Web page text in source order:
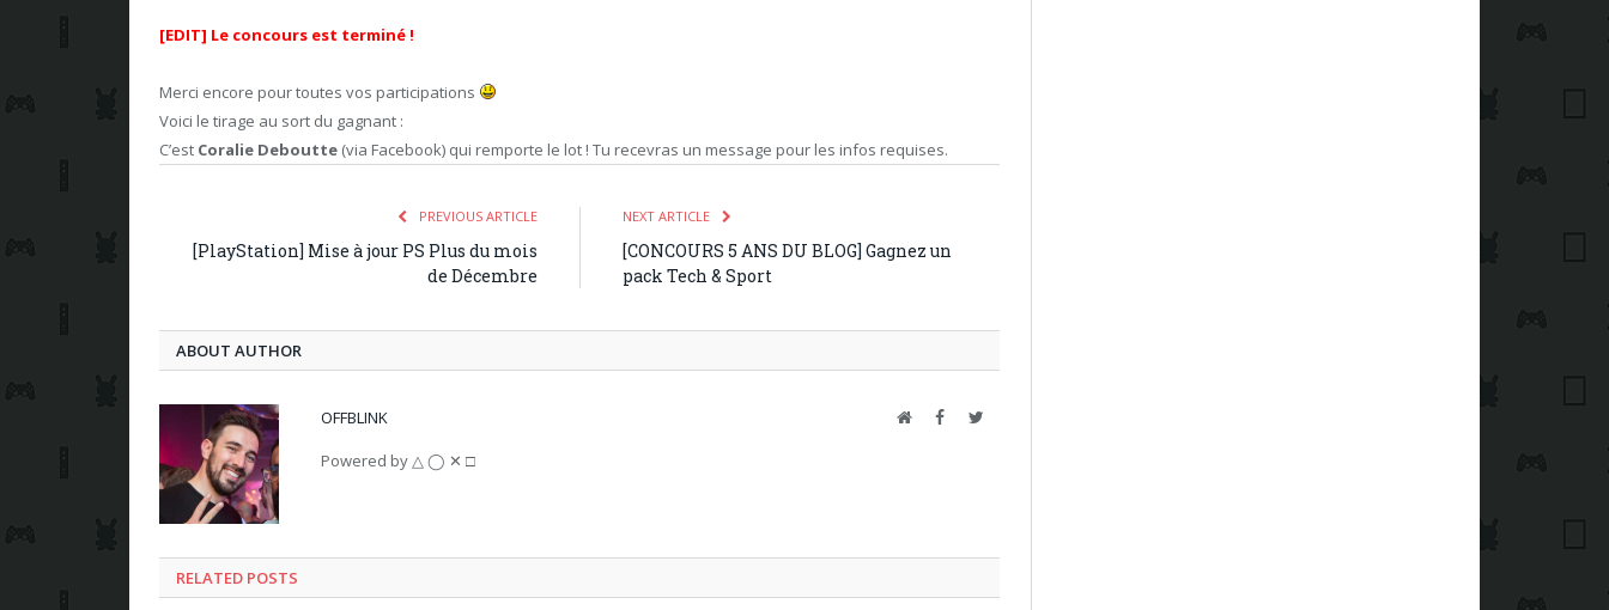
[EDIT] Le concours est terminé !
Merci encore pour toutes vos participations
Voici le tirage au sort du gagnant :
C’est Coralie Deboutte (via Facebook) qui remporte le lot ! Tu recevras un message pour les infos requises.
PREVIOUS ARTICLE
[PlayStation] Mise à jour PS Plus du mois
de Décembre
NEXT ARTICLE
[CONCOURS 5 ANS DU BLOG] Gagnez un
pack Tech & Sport
ABOUT AUTHOR
OFFBLINK WebsiteFacebookTwitter
Powered by △ ◯ ✕ □
RELATED POSTS